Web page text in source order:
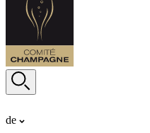
de